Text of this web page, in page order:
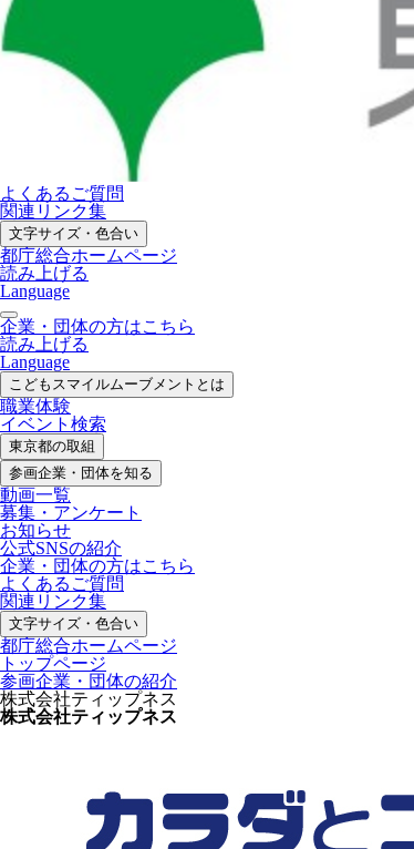
よくあるご質問
関連リンク集
文字サイズ・色合い
都庁総合ホームページ
読み上げる
Language
企業・団体の方はこちら
読み上げる
Language
こどもスマイルムーブメントとは
職業体験
イベント検索
東京都の取組
参画企業・ 団体を知る
動画一覧
募集・ アンケート
お知らせ
公式SNSの紹介
企業・団体の方はこちら
よくあるご質問
関連リンク集
文字サイズ・色合い
都庁総合ホームページ
トップページ
参画企業・団体の紹介
株式会社ティップネス
株式会社ティップネス